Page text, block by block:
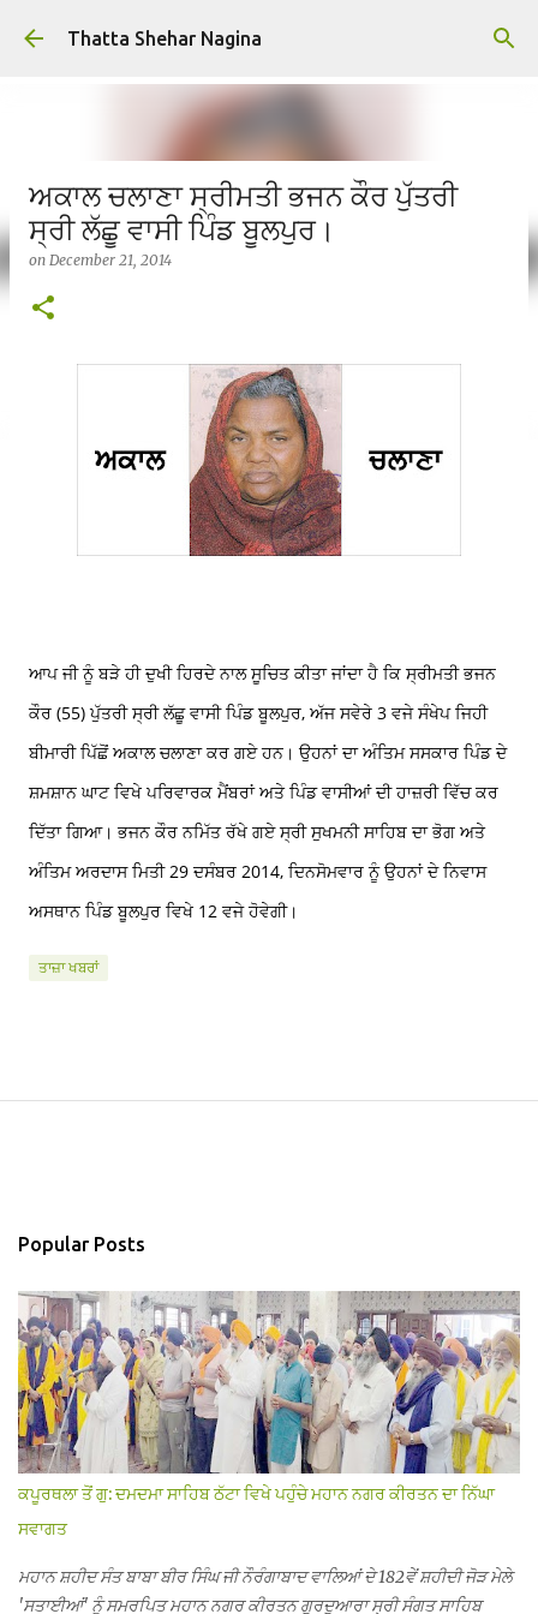
Skip to main content
Thatta Shehar Nagina
ਅਕਾਲ ਚਲਾਣਾ ਸ੍ਰੀਮਤੀ ਭਜਨ ਕੌਰ ਪੁੱਤਰੀ
ਸ੍ਰੀ ਲੱਛੂ ਵਾਸੀ ਪਿੰਡ ਬੂਲਪੁਰ।
on December 21, 2014
ਆਪ ਜੀ ਨੂੰ ਬੜੇ ਹੀ ਦੁਖੀ ਹਿਰਦੇ ਨਾਲ ਸੂਚਿਤ ਕੀਤਾ ਜਾਂਦਾ ਹੈ ਕਿ ਸ੍ਰੀਮਤੀ ਭਜਨ
ਕੌਰ (55) ਪੁੱਤਰੀ ਸ੍ਰੀ ਲੱਛੂ ਵਾਸੀ ਪਿੰਡ ਬੂਲਪੁਰ, ਅੱਜ ਸਵੇਰੇ 3 ਵਜੇ ਸੰਖੇਪ ਜਿਹੀ
ਬੀਮਾਰੀ ਪਿੱਛੋਂ ਅਕਾਲ ਚਲਾਣਾ ਕਰ ਗਏ ਹਨ। ਉਹਨਾਂ ਦਾ ਅੰਤਿਮ ਸਸਕਾਰ ਪਿੰਡ ਦੇ
ਸ਼ਮਸ਼ਾਨ ਘਾਟ ਵਿਖੇ ਪਰਿਵਾਰਕ ਮੈਂਬਰਾਂ ਅਤੇ ਪਿੰਡ ਵਾਸੀਆਂ ਦੀ ਹਾਜ਼ਰੀ ਵਿੱਚ ਕਰ
ਦਿੱਤਾ ਗਿਆ। ਭਜਨ ਕੌਰ ਨਮਿੱਤ ਰੱਖੇ ਗਏ ਸ੍ਰੀ ਸੁਖਮਨੀ ਸਾਹਿਬ ਦਾ ਭੋਗ ਅਤੇ
ਅੰਤਿਮ ਅਰਦਾਸ ਮਿਤੀ 29 ਦਸੰਬਰ 2014, ਦਿਨਸੋਮਵਾਰ ਨੂੰ ਉਹਨਾਂ ਦੇ ਨਿਵਾਸ
ਅਸਥਾਨ ਪਿੰਡ ਬੂਲਪੁਰ ਵਿਖੇ 12 ਵਜੇ ਹੋਵੇਗੀ।
ਤਾਜ਼ਾ ਖਬਰਾਂ
Popular Posts
ਕਪੂਰਥਲਾ ਤੋਂ ਗੁ: ਦਮਦਮਾ ਸਾਹਿਬ ਠੱਟਾ ਵਿਖੇ ਪਹੁੰਚੇ ਮਹਾਨ ਨਗਰ ਕੀਰਤਨ ਦਾ ਨਿੱਘਾ
ਸਵਾਗਤ
ਮਹਾਨ ਸ਼ਹੀਦ ਸੰਤ ਬਾਬਾ ਬੀਰ ਸਿੰਘ ਜੀ ਨੌਰੰਗਾਬਾਦ ਵਾਲਿਆਂ ਦੇ 182ਵੇਂ ਸ਼ਹੀਦੀ ਜੋੜ ਮੇਲੇ
'ਸਤਾਈਆਂ' ਨੂੰ ਸਮਰਪਿਤ ਮਹਾਨ ਨਗਰ ਕੀਰਤਨ ਗੁਰਦੁਆਰਾ ਸ੍ਰੀ ਸੰਗਤ ਸਾਹਿਬ